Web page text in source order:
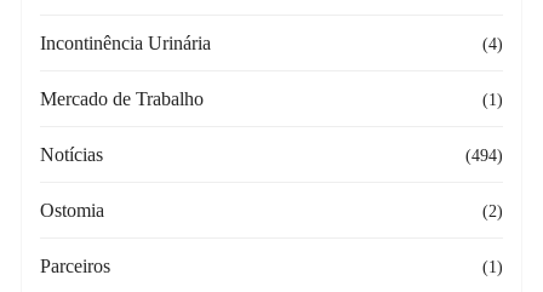
Incontinência Urinária (4)
Mercado de Trabalho (1)
Notícias (494)
Ostomia (2)
Parceiros (1)